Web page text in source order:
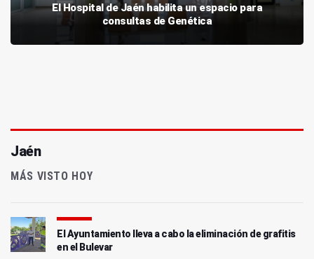
El Hospital de Jaén habilita un espacio para
consultas de Genética
Jaén
MÁS VISTO HOY
El Ayuntamiento lleva a cabo la eliminación de grafitis
en el Bulevar